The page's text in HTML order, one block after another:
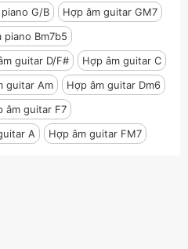
G/B
Hợp âm guitar GM7
piano Bm7b5
guitar D/F#
Hợp âm guitar C
guitar Am
Hợp âm guitar Dm6
âm guitar F7
A Hợp âm guitar FM7